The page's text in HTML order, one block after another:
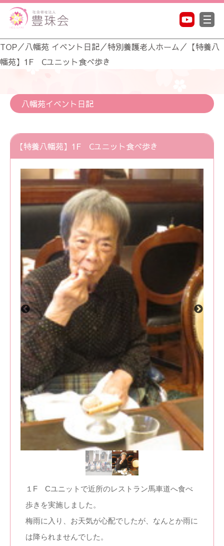
TOP／八幡苑 イベント日記／特別養護老人ホーム ／ 【特養八
幡苑】1F Cユニット食べ歩き
八幡苑イベント日記
【特養八幡苑】1F Cユニット食べ歩き
１F Cユニットで近所のレストラン馬車道へ食べ
歩きを実施しました。
梅雨に入り、お天気が心配でしたが、なんとか雨に
は降られませんでした。